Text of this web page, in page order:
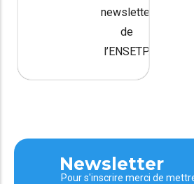
newsletter
de
l’ENSETP.
Newsletter
Pour s'inscrire merci de